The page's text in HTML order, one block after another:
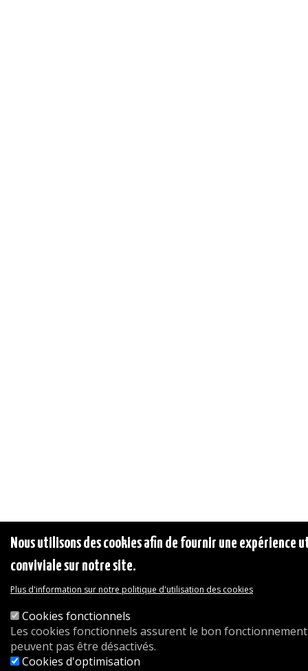
Nous utilisons des cookies afin de fournir une
conviviale sur notre site.
Plus d'information sur notre politique d'utilisation des cookies
Cookies fonctionnels
Les cookies fonctionnels assurent le bon
peuvent pas être désactivés.
Cookies d'optimisation